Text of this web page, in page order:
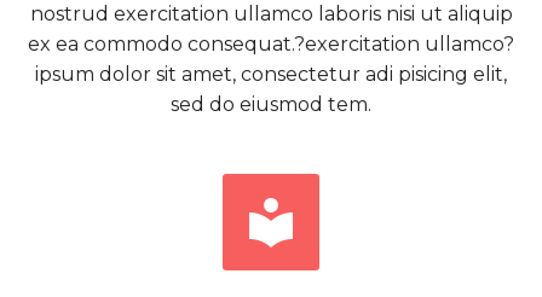
nostrud exercitation ullamco laboris nisi ut aliquip
ex ea commodo consequat.?exercitation ullamco?
ipsum dolor sit amet, consectetur adi pisicing elit,
sed do eiusmod tem.

